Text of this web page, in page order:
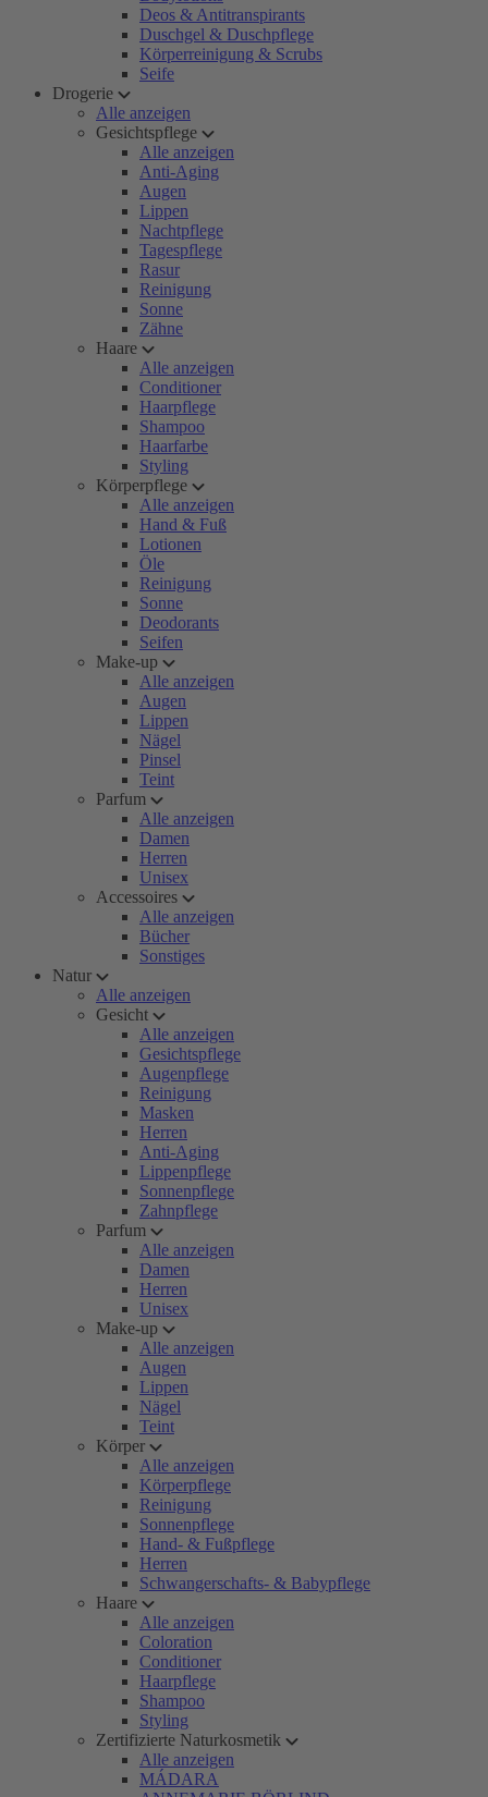
Deos & Antitranspirants
Duschgel & Duschpflege
Körperreinigung & Scrubs
Seife
Drogerie
Alle anzeigen
Gesichtspflege
Alle anzeigen
Anti-Aging
Augen
Lippen
Nachtpflege
Tagespflege
Rasur
Reinigung
Sonne
Zähne
Haare
Alle anzeigen
Conditioner
Haarpflege
Shampoo
Haarfarbe
Styling
Körperpflege
Alle anzeigen
Hand & Fuß
Lotionen
Öle
Reinigung
Sonne
Deodorants
Seifen
Make-up
Alle anzeigen
Augen
Lippen
Nägel
Pinsel
Teint
Parfum
Alle anzeigen
Damen
Herren
Unisex
Accessoires
Alle anzeigen
Bücher
Sonstiges
Natur
Alle anzeigen
Gesicht
Alle anzeigen
Gesichtspflege
Augenpflege
Reinigung
Masken
Herren
Anti-Aging
Lippenpflege
Sonnenpflege
Zahnpflege
Parfum
Alle anzeigen
Damen
Herren
Unisex
Make-up
Alle anzeigen
Augen
Lippen
Nägel
Teint
Körper
Alle anzeigen
Körperpflege
Reinigung
Sonnenpflege
Hand- & Fußpflege
Herren
Schwangerschafts- & Babypflege
Haare
Alle anzeigen
Coloration
Conditioner
Haarpflege
Shampoo
Styling
Zertifizierte Naturkosmetik
Alle anzeigen
MÁDARA